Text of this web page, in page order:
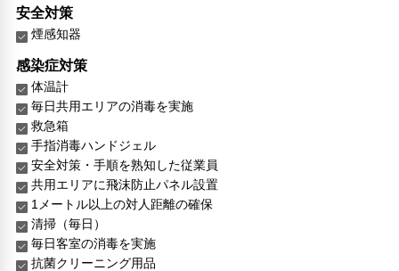
安全対策
煙感知器
感染症対策
体温計
毎日共用エリアの消毒を実施
救急箱
手指消毒ハンドジェル
安全対策・手順を熟知した従業員
共用エリアに飛沫防止パネル設置
1メートル以上の対人距離の確保
清掃（毎日）
毎日客室の消毒を実施
抗菌クリーニング用品